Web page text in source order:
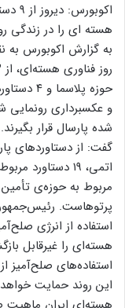
هسته ای را در زندگی
حوزه
شده پارسال قرار
پرتوهاست.
استفاده از انرژی
هسته‌ای را غیرقابل
استفاده‌های صلح‌آمیز
این روند حمایت